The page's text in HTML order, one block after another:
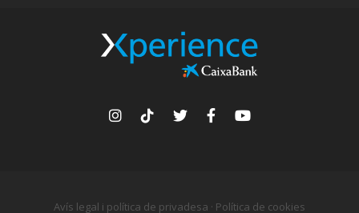
Avís legal i política de privadesa · Política de cookies